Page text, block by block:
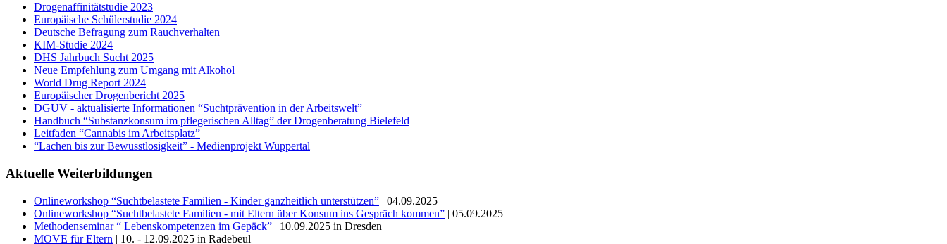
Drogenaffinitätstudie 2023
Europäische Schülerstudie 2024
Deutsche Befragung zum Rauchverhalten
KIM-Studie 2024
DHS Jahrbuch Sucht 2025
Neue Empfehlung zum Umgang mit Alkohol
World Drug Report 2024
Europäischer Drogenbericht 2025
DGUV - aktualisierte Informationen “Suchtprävention in der Arbeitswelt”
Handbuch “Substanzkonsum im pflegerischen Alltag” der Drogenberatung Bielefeld
Leitfaden “Cannabis im Arbeitsplatz”
“Lachen bis zur Bewusstlosigkeit” - Medienprojekt Wuppertal
Aktuelle Weiterbildungen
Onlineworkshop “Suchtbelastete Familien - Kinder ganzheitlich unterstützen” | 04.09.2025
Onlineworkshop “Suchtbelastete Familien - mit Eltern über Konsum ins Gespräch kommen” | 05.09.2025
Methodenseminar “ Lebenskompetenzen im Gepäck” | 10.09.2025 in Dresden
MOVE für Eltern | 10. - 12.09.2025 in Radebeul